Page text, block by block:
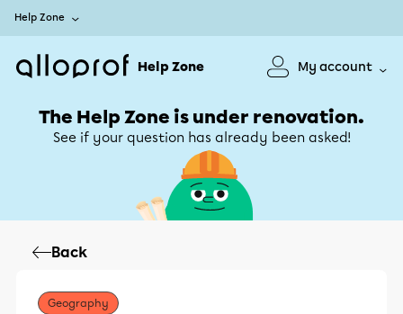
Help Zone
Help Zone My account
The Help Zone is under renovation.
See if your question has already been asked!
Back
Geography